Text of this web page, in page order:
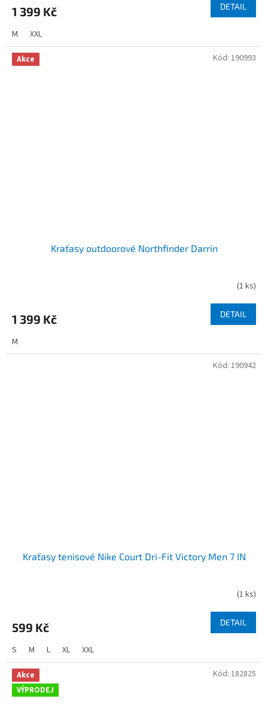
1 399 Kč DETAIL
M XXL
Akce
Kraťasy outdoorové Northfinder Darrin
(1 ks)
1 399 Kč DETAIL
M
Kód: 190993
Kraťasy tenisové Nike Court Dri-Fit Victory Men 7 IN
(1 ks)
599 Kč DETAIL
S M L XL XXL
Kód: 190942
Akce
VÝPRODEJ
Kód: 182825